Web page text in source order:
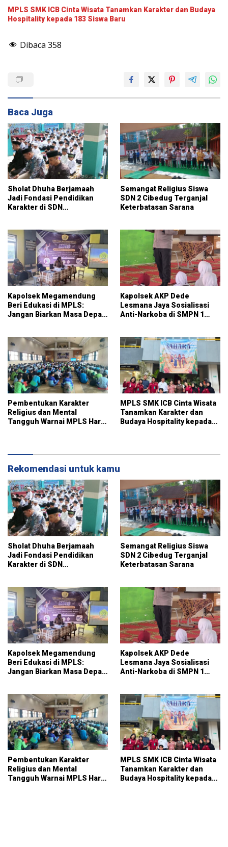
MPLS SMK ICB Cinta Wisata Tanamkan Karakter dan Budaya
Hospitality kepada 183 Siswa Baru
Dibaca 358
Baca Juga
Sholat Dhuha Berjamaah
Jadi Fondasi Pendidikan
Karakter di SDN
Semangat Religius Siswa
SDN 2 Cibedug Terganjal
Keterbatasan Sarana
Kapolsek Megamendung
Beri Edukasi di MPLS:
Jangan Biarkan Masa Depan
Kapolsek AKP Dede
Lesmana Jaya Sosialisasi
Anti-Narkoba di SMPN 1
Pembentukan Karakter
Religius dan Mental
Tangguh Warnai MPLS Hari
MPLS SMK ICB Cinta Wisata
Tanamkan Karakter dan
Budaya Hospitality kepada
Rekomendasi untuk kamu
Sholat Dhuha Berjamaah
Jadi Fondasi Pendidikan
Karakter di SDN
Semangat Religius Siswa
SDN 2 Cibedug Terganjal
Keterbatasan Sarana
Kapolsek Megamendung
Beri Edukasi di MPLS:
Jangan Biarkan Masa Depan
Kapolsek AKP Dede
Lesmana Jaya Sosialisasi
Anti-Narkoba di SMPN 1
Pembentukan Karakter
Religius dan Mental
Tangguh Warnai MPLS Hari
MPLS SMK ICB Cinta Wisata
Tanamkan Karakter dan
Budaya Hospitality kepada